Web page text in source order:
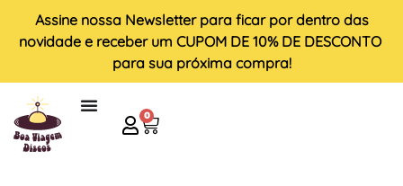
Assine nossa Newsletter para ficar por dentro das
novidade e receber um CUPOM DE 10% DE DESCONTO
para sua próxima compra!
0